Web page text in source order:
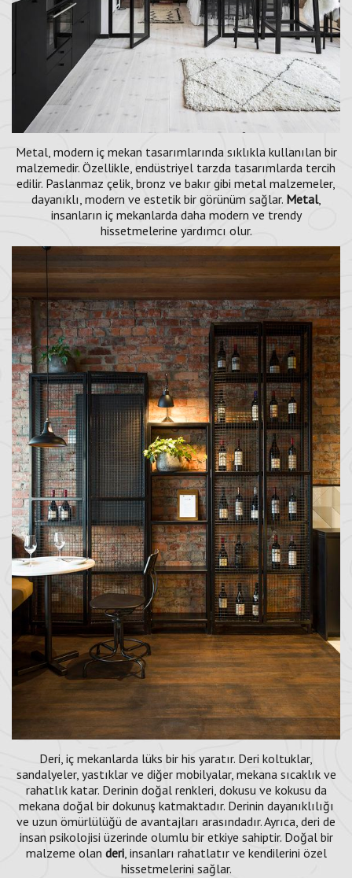
Metal, modern iç mekan tasarımlarında sıklıkla kullanılan bir
malzemedir. Özellikle, endüstriyel tarzda tasarımlarda tercih
edilir. Paslanmaz çelik, bronz ve bakır gibi metal malzemeler,
dayanıklı, modern ve estetik bir görünüm sağlar. Metal,
insanların iç mekanlarda daha modern ve trendy
hissetmelerine yardımcı olur.
Deri, iç mekanlarda lüks bir his yaratır. Deri koltuklar,
sandalyeler, yastıklar ve diğer mobilyalar, mekana sıcaklık ve
rahatlık katar. Derinin doğal renkleri, dokusu ve kokusu da
mekana doğal bir dokunuş katmaktadır. Derinin dayanıklılığı
ve uzun ömürlülüğü de avantajları arasındadır. Ayrıca, deri de
insan psikolojisi üzerinde olumlu bir etkiye sahiptir. Doğal bir
malzeme olan deri, insanları rahatlatır ve kendilerini özel
hissetmelerini sağlar.